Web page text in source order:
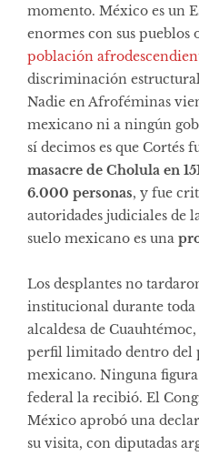
momento. México es un
enormes con sus pueblos
población
discriminación
Nadie en Afroféminas
mexicano ni a ningún
sí decimos es que Cortés
masacre de Cholula en
6.000 personas, y fue
autoridades judiciales de
suelo mexicano es una
Los desplantes no
institucional durante toda
alcaldesa de
perfil limitado dentro del
mexicano. Ninguna
federal la recibió. El
México aprobó una
su visita, con diputadas